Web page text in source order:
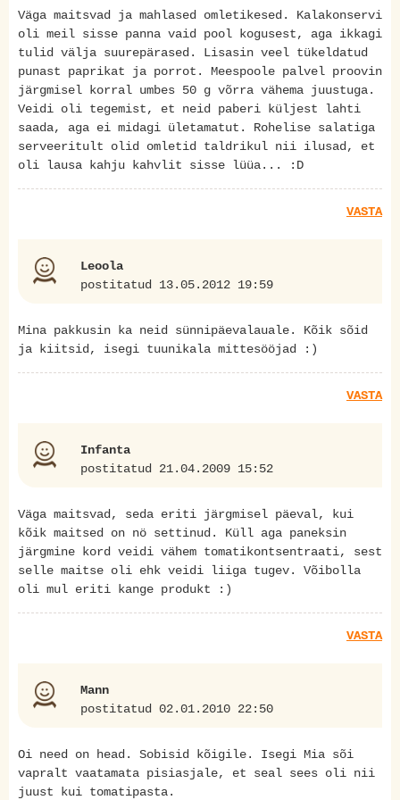
Väga maitsvad ja mahlased omletikesed. Kalakonservi
oli meil sisse panna vaid pool kogusest, aga ikkagi
tulid välja suurepärased. Lisasin veel tükeldatud
punast paprikat ja porrot. Meespoole palvel proovin
järgmisel korral umbes 50 g võrra vähema juustuga.
Veidi oli tegemist, et neid paberi küljest lahti
saada, aga ei midagi ületamatut. Rohelise salatiga
serveeritult olid omletid taldrikul nii ilusad, et
oli lausa kahju kahvlit sisse lüüa... :D
VASTA
Leoola
postitatud 13.05.2012 19:59
Mina pakkusin ka neid sünnipäevalauale. Kõik sõid
ja kiitsid, isegi tuunikala mittesööjad :)
VASTA
Infanta
postitatud 21.04.2009 15:52
Väga maitsvad, seda eriti järgmisel päeval, kui
kõik maitsed on nö settinud. Küll aga paneksin
järgmine kord veidi vähem tomatikontsentraati, sest
selle maitse oli ehk veidi liiga tugev. Võibolla
oli mul eriti kange produkt :)
VASTA
Mann
postitatud 02.01.2010 22:50
Oi need on head. Sobisid kõigile. Isegi Mia sõi
vapralt vaatamata pisiasjale, et seal sees oli nii
juust kui tomatipasta.